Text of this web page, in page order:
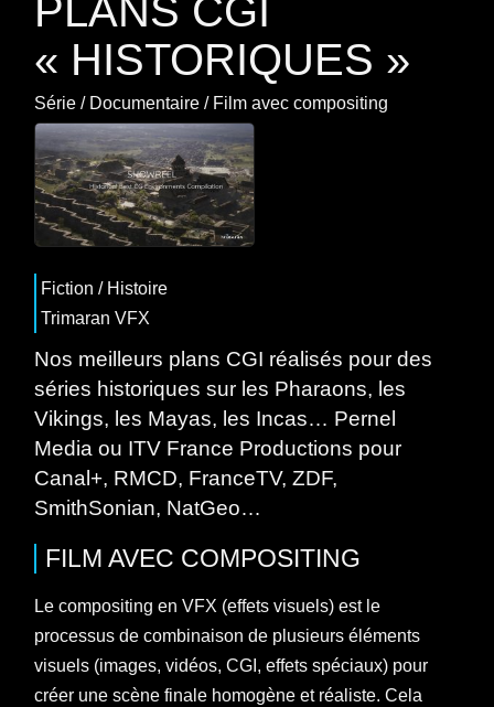
PLANS CGI
« HISTORIQUES »
Série / Documentaire / Film aveccompositing
Fiction / Histoire
Trimaran VFX
Nos meilleurs plans CGI réalisés pour des
séries historiques sur les Pharaons, les
Vikings, les Mayas, les Incas… Pernel
Media ou ITV France Productions pour
Canal+, RMCD, FranceTV, ZDF,
SmithSonian, NatGeo…
FILM AVEC COMPOSITING
Le compositing en VFX (effets visuels) est le
processus de combinaison de plusieurs éléments
visuels (images, vidéos, CGI, effets spéciaux) pour
créer une scène finale homogène et réaliste. Cela